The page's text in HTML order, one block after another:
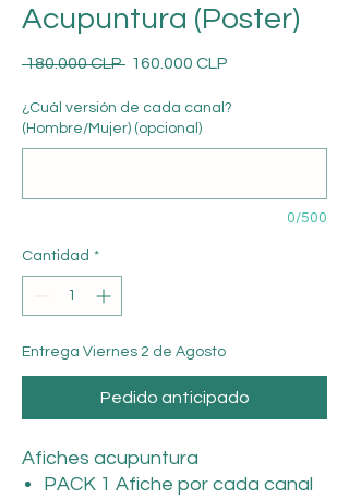
Acupuntura (Poster)
180.000 CLP Precio
160.000 CLP
¿Cuál versión de cada canal?
(Hombre/Mujer) (opcional)
0/500
Cantidad *
Entrega Viernes 2 de Agosto
Pedido anticipado
Afiches acupuntura
PACK 1 Afiche por cada canal